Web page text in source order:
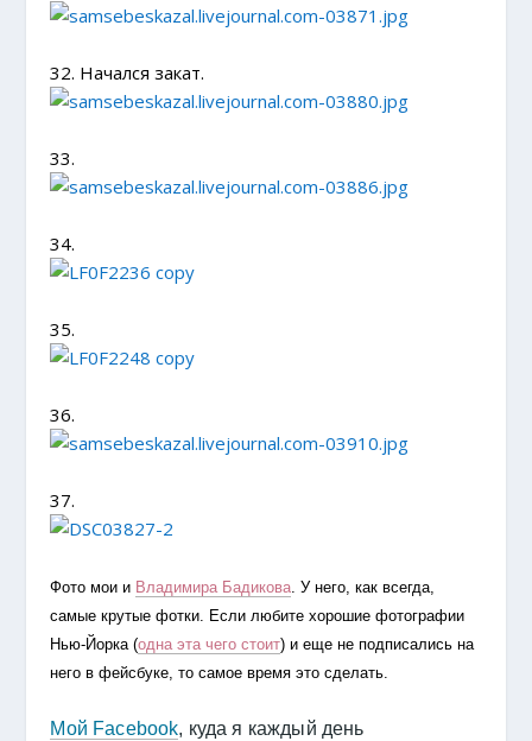
32. Начался закат.
33.
34.
35.
36.
37.
Фото мои и Владимира Бадикова . У него, как всегда,
самые крутые фотки. Если любите хорошие фотографии
Нью-Йорка (одна эта чего стоит) и еще не подписались на
него в фейсбуке, то самое время это сделать.
Мой Facebook, куда я каждый день